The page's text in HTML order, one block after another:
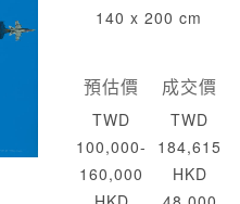
140 x 200 cm
預估價
TWD
100,000-
160,000
成交價
TWD
184,615
HKD